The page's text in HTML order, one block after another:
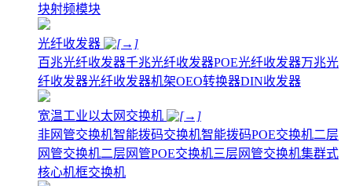
块射频模块
光纤收发器
百兆光纤收发器千兆光纤收发器POE光纤收发器万兆光
纤收发器光纤收发器机架OEO转换器DIN收发器
宽温工业以太网交换机
非网管交换机智能拨码交换机智能拨码POE交换机二层
网管交换机二层网管POE交换机三层网管交换机集群式
核心机框交换机